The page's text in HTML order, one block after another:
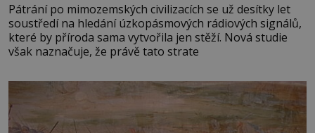
Pátrání po mimozemských civilizacích se už desítky let
soustředí na hledání úzkopásmových rádiových signálů,
které by příroda sama vytvořila jen stěží. Nová studie
však naznačuje, že právě tato strate